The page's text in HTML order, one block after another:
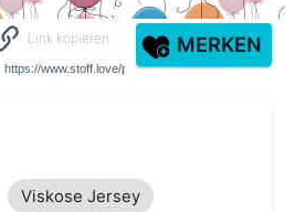
Link kopieren MERKEN
Viskose Jersey